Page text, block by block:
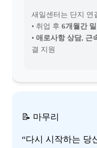
새일센터는 단지 연
• 취업 후 6개월간
• 애로사항 상담, 근
결 지원
📝 마무리
“다시 시작하는 당